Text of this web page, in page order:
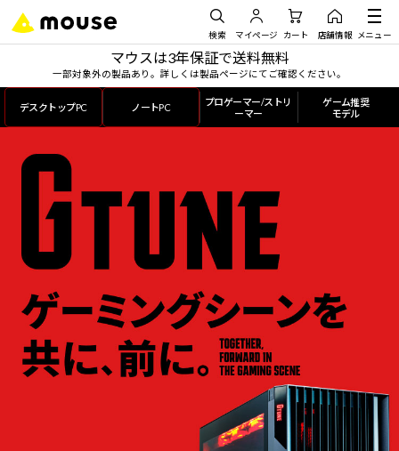
検索 マイページ カート 店舗情報 メニュー
マウスは3年保証で送料無料
一部対象外の製品あり。詳しくは製品ページにてご確認ください。
デスクトップPC ノートPC
プロゲーマー/ストリ
ーマー
ゲーム推奨
モデル